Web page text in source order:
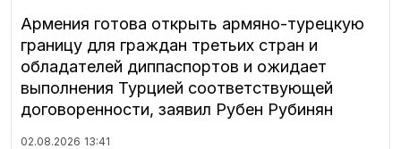
Армения готова открыть армяно-турецкую
границу для граждан третьих стран и
обладателей диппаспортов и ожидает
выполнения Турцией соответствующей
договоренности, заявил Рубен Рубинян
02.08.2026 13:41